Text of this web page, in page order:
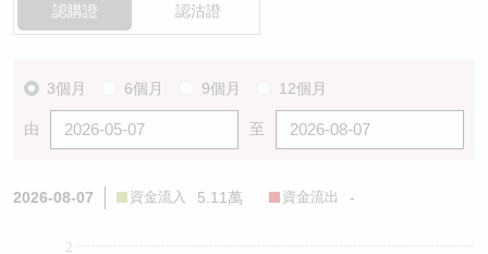
認購證 認沽證
3個月 6個月 9個月 12個月
由 至
2026-08-07 資金流入 5.11萬 資金流出 -
2